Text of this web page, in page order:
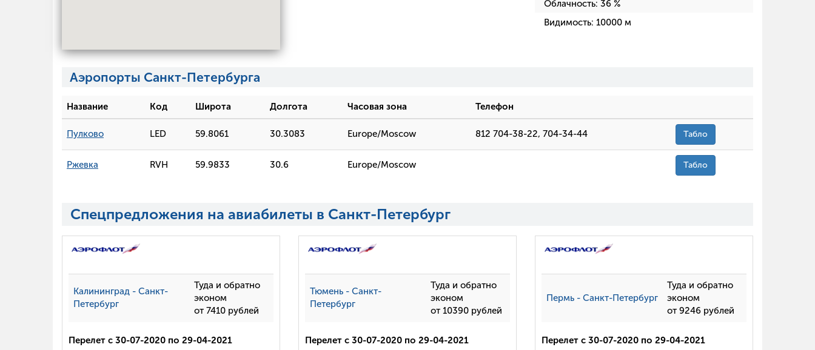
Облачность: 36 %
Видимость: 10000 м
Аэропорты Санкт-Петербурга
Название Код Широта Долгота Часовая зона Телефон
Пулково LED 59.8061 30.3083 Europe/Moscow 812 704-38-22, 704-34-44 Табло
Ржевка RVH 59.9833 30.6 Europe/Moscow Табло
Спецпредложения на авиабилеты в Санкт-Петербург
Калининград - Санкт-
Петербург
Туда и обратно
эконом
от 7410 рублей
Перелет с 30-07-2020 по 29-04-2021
Тюмень - Санкт-
Петербург
Туда и обратно
эконом
от 10390 рублей
Перелет с 30-07-2020 по 29-04-2021
Пермь - Санкт-Петербург
Туда и обратно
эконом
от 9246 рублей
Перелет с 30-07-2020 по 29-04-2021